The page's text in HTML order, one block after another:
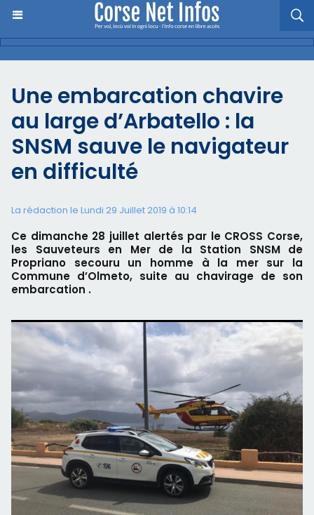
Une embarcation chavire
au large d’Arbatello : la
SNSM sauve le navigateur
en difficulté
La rédaction le Lundi 29 Juillet 2019 à 10:14
Ce dimanche 28 juillet alertés par le CROSS Corse,
les Sauveteurs en Mer de la Station SNSM de
Propriano secouru un homme à la mer sur la
Commune d’Olmeto, suite au chavirage de son
embarcation .